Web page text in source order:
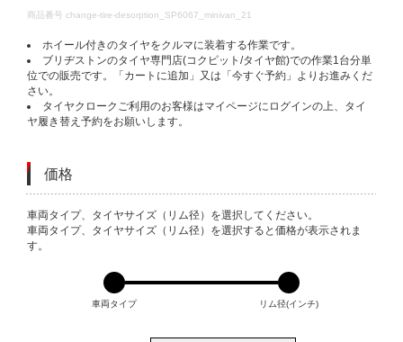
DETAILS
商品番号 change-tire-desorption_SP6067_minivan_21
ホイール付きのタイヤをクルマに装着する作業です。
ブリヂストンのタイヤ専門店(コクピット/タイヤ館)での作業1台分単
位での販売です。「カートに追加」又は「今すぐ予約」よりお進みくだ
さい。
タイヤクロークご利用のお客様はマイページにログインの上、タイ
ヤ履き替え予約をお願いします。
価格
VARIATIONS
車両タイプ、タイヤサイズ（リム径）を選択してください。
車両タイプ、タイヤサイズ（リム径）を選択すると価格が表示されま
す。
車両タイプ リム径(インチ)